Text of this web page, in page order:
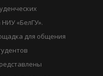
«БелГУ».
для общения